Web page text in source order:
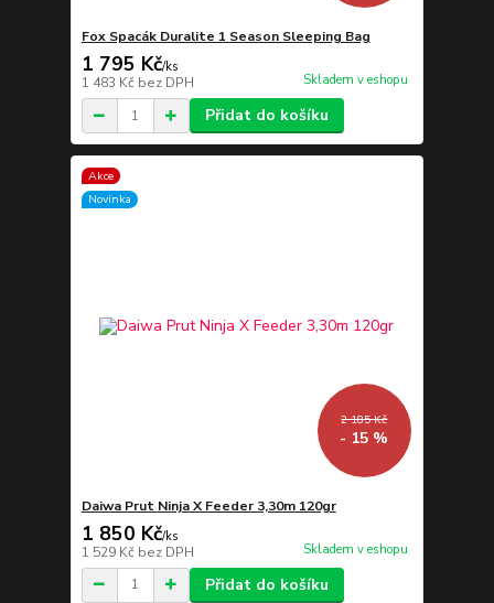
Fox Spacák Duralite 1 Season Sleeping Bag
1 795 Kč/ks
1 483 Kč bez DPH Skladem v eshopu
Přidat do košíku
Akce
Novinka
2 185 Kč
- 15 %
Daiwa Prut Ninja X Feeder 3,30m 120gr
1 850 Kč/ks
1 529 Kč bez DPH Skladem v eshopu
Přidat do košíku